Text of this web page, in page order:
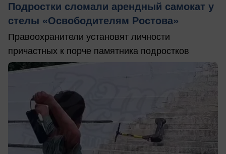
Подростки сломали арендный самокат у
стелы «Освободителям Ростова»
Правоохранители установят личности
причастных к порче памятника подростков